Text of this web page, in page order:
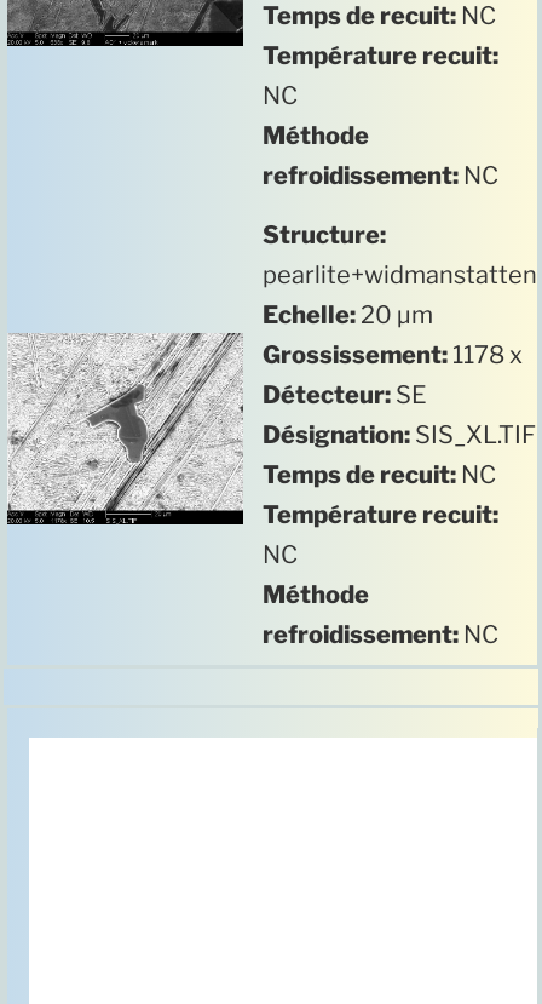
Temps de recuit: NC
Température recuit:
NC
Méthode
refroidissement: NC
Structure:
pearlite+widmanstatten
Echelle: 20 µm
Grossissement: 1178 x
Détecteur: SE
Désignation: SIS_XL.TIF
Temps de recuit: NC
Température recuit:
NC
Méthode
refroidissement: NC